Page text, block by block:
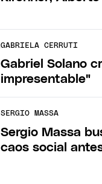
GABRIELA CERRUTI
Gabriel Solano
impresentable"
SERGIO MASSA
Sergio Massa
caos social